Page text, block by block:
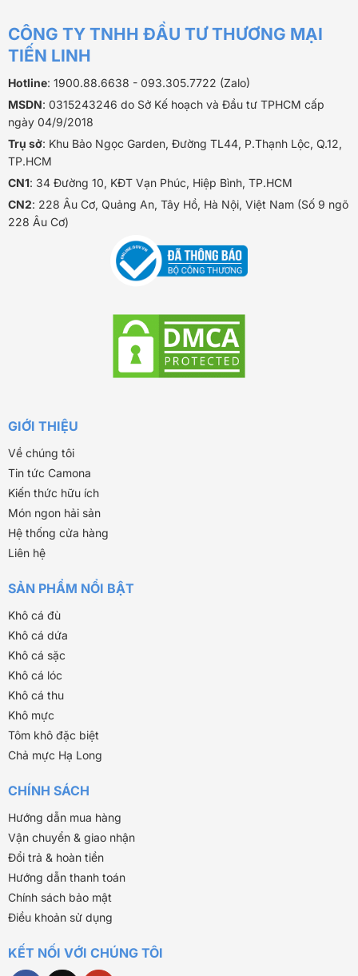
CÔNG TY TNHH ĐẦU TƯ THƯƠNG MẠI
TIẾN LINH
Hotline: 1900.88.6638 - 093.305.7722 (Zalo)
MSDN: 0315243246 do Sở Kế hoạch và Đầu tư TPHCM cấp
ngày 04/9/2018
Trụ sở: Khu Bảo Ngọc Garden, Đường TL44, P.Thạnh Lộc, Q.12,
TP.HCM
CN1: 34 Đường 10, KĐT Vạn Phúc, Hiệp Bình, TP.HCM
CN2: 228 Âu Cơ, Quảng An, Tây Hồ, Hà Nội, Việt Nam (Số 9 ngõ
228 Âu Cơ)
GIỚI THIỆU
Về chúng tôi
Tin tức Camona
Kiến thức hữu ích
Món ngon hải sản
Hệ thống cửa hàng
Liên hệ
SẢN PHẨM NỔI BẬT
Khô cá đù
Khô cá dứa
Khô cá sặc
Khô cá lóc
Khô cá thu
Khô mực
Tôm khô đặc biệt
Chả mực Hạ Long
CHÍNH SÁCH
Hướng dẫn mua hàng
Vận chuyển & giao nhận
Đổi trả & hoàn tiền
Hướng dẫn thanh toán
Chính sách bảo mật
Điều khoản sử dụng
KẾT NỐI VỚI CHÚNG TÔI